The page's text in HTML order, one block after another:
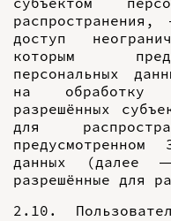
доступ
которым
персональных
на обработку
разрешённых
для
данных (далее —
разрешённые для
2.10.